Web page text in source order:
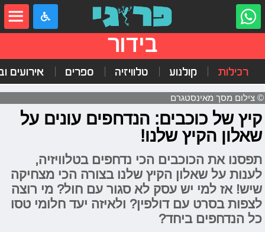
בידור
רכילות קולנוע טלוויזיה ספרים אירועים
© צילום מסך מאינסטגרם
קיץ של כוכבים: הנדחפים עונים על
שאלון הקיץ שלנו!
תפסנו את הכוכבים הכי נדחפים בטלוויזיה,
לענות על שאלון הקיץ שלנו בצורה הכי מצחיקה
שיש! אז למי יש עסק לא סגור עם חול? מי רוצה
לצפות בסרט עם דולפין? ולאיזה יעד חלומי טסו
כל הנדחפים ביחד?